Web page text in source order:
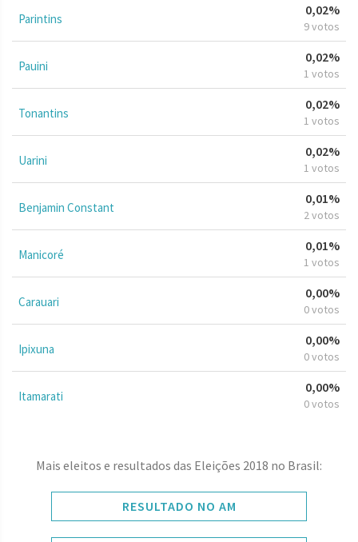
Parintins
0,02%
9 votos
Pauini
0,02%
1 votos
Tonantins
0,02%
1 votos
Uarini
0,02%
1 votos
Benjamin Constant
0,01%
2 votos
Manicoré
0,01%
1 votos
Carauari
0,00%
0 votos
Ipixuna
0,00%
0 votos
Itamarati
0,00%
0 votos
Mais eleitos e resultados das Eleições 2018 no Brasil:
RESULTADO NO AM